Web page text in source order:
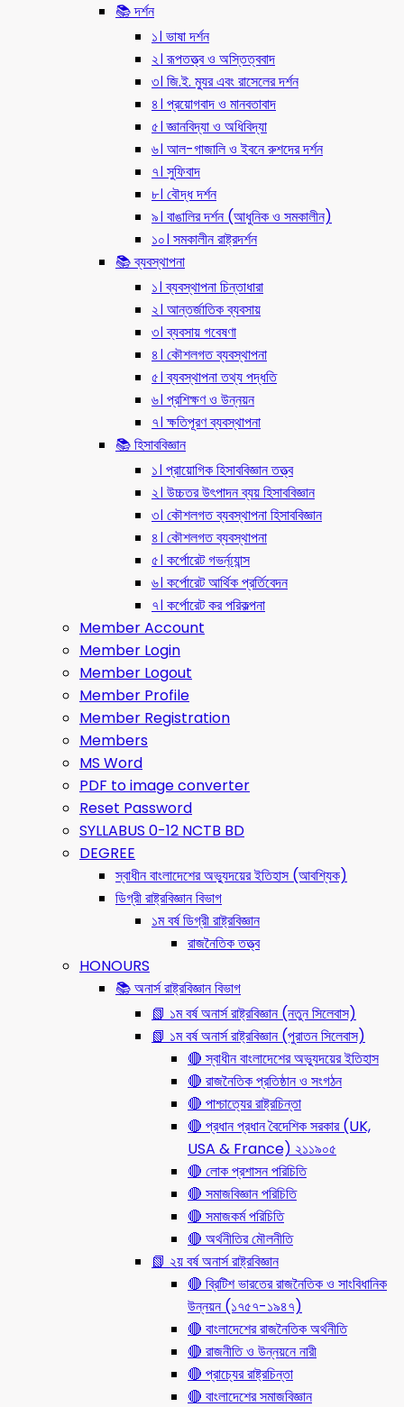
📚 দর্শন
১। ভাষা দর্শন
২। রূপতত্ত্ব ও অস্তিত্ববাদ
৩। জি.ই. ম্যুর এবং রাসেলের দর্শন
৪। প্রয়োগবাদ ও মানবতাবাদ
৫। জ্ঞানবিদ্যা ও অধিবিদ্যা
৬। আল-গাজালি ও ইবনে রুশদের দর্শন
৭। সুফিবাদ
৮। বৌদ্ধ দর্শন
৯। বাঙালির দর্শন (আধুনিক ও সমকালীন)
১০। সমকালীন রাষ্ট্রদর্শন
📚 ব্যবস্থাপনা
১। ব্যবস্থাপনা চিন্তাধারা
২। আন্তর্জাতিক ব্যবসায়
৩। ব্যবসায় গবেষণা
৪। কৌশলগত ব্যবস্থাপনা
৫। ব্যবস্থাপনা তথ্য পদ্ধতি
৬। প্রশিক্ষণ ও উন্নয়ন
৭। ক্ষতিপূরণ ব্যবস্থাপনা
📚 হিসাববিজ্ঞান
১। প্রায়োগিক হিসাববিজ্ঞান তত্ত্ব
২। উচ্চতর উৎপাদন ব্যয় হিসাববিজ্ঞান
৩। কৌশলগত ব্যবস্থাপনা হিসাববিজ্ঞান
৪। কৌশলগত ব্যবস্থাপনা
৫। কর্পোরেট গভর্ন্য্যান্স
৬। কর্পোরেট আর্থিক প্রর্তিবেদন
৭। কর্পোরেট কর পরিকল্পনা
Member Account
Member Login
Member Logout
Member Profile
Member Registration
Members
MS Word
PDF to image converter
Reset Password
SYLLABUS 0-12 NCTB BD
DEGREE
স্বাধীন বাংলাদেশের অভ্যুদয়ের ইতিহাস (আবশ্যিক)
ডিগ্রী রাষ্ট্রবিজ্ঞান বিভাগ
১ম বর্ষ ডিগ্রী রাষ্ট্রবিজ্ঞান
রাজনৈতিক তত্ত্ব
HONOURS
📚 অনার্স রাষ্ট্রবিজ্ঞান বিভাগ
📗 ১ম বর্ষ অনার্স রাষ্ট্রবিজ্ঞান (নতুন সিলেবাস)
📗 ১ম বর্ষ অনার্স রাষ্ট্রবিজ্ঞান (পুরাতন সিলেবাস)
🔴 স্বাধীন বাংলাদেশের অভ্যুদয়ের ইতিহাস
🔴 রাজনৈতিক প্রতিষ্ঠান ও সংগঠন
🔴 পাশ্চাত্যের রাষ্ট্রচিন্তা
🔴 প্রধান প্রধান বৈদেশিক সরকার (UK,
USA & France) ২১১৯০৫
🔴 লোক প্রশাসন পরিচিতি
🔴 সমাজবিজ্ঞান পরিচিতি
🔴 সমাজকর্ম পরিচিতি
🔴 অর্থনীতির মৌলনীতি
📗 ২য় বর্ষ অনার্স রাষ্ট্রবিজ্ঞান
🔴 ব্রিটিশ ভারতের রাজনৈতিক ও সাংবিধানিক
উন্নয়ন (১৭৫৭-১৯৪৭)
🔴 বাংলাদেশের রাজনৈতিক অর্থনীতি
🔴 রাজনীতি ও উন্নয়নে নারী
🔴 প্রাচ্যের রাষ্ট্রচিন্তা
🔴 বাংলাদেশের সমাজবিজ্ঞান